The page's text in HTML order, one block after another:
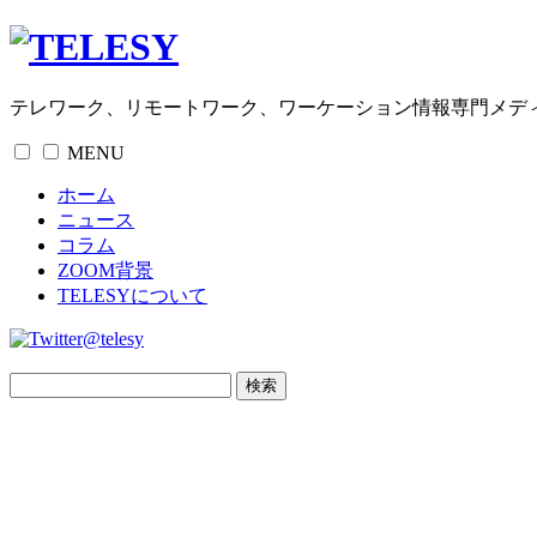
テレワーク、リモートワーク、ワーケーション情報専門メデ
MENU
ホーム
ニュース
コラム
ZOOM背景
TELESYについて
@telesy